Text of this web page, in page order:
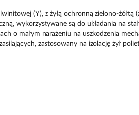
(Y), z żyłą ochronną zielono-żółtą
wykorzystywane są do układania na
o małym narażeniu na uszkodzenia
zastosowany na izolację żył